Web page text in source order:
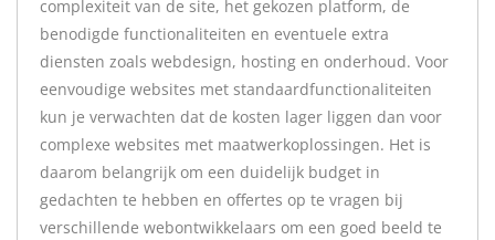
complexiteit van de site, het gekozen platform, de
benodigde functionaliteiten en eventuele extra
diensten zoals webdesign, hosting en onderhoud. Voor
eenvoudige websites met standaardfunctionaliteiten
kun je verwachten dat de kosten lager liggen dan voor
complexe websites met maatwerkoplossingen. Het is
daarom belangrijk om een duidelijk budget in
gedachten te hebben en offertes op te vragen bij
verschillende webontwikkelaars om een goed beeld te